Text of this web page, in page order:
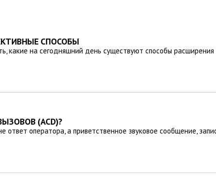
СПОСОБЫ
какие на сегодняшний день существуют способы расширения
(ACD)?
оператора, а приветственное звуковое сообщение,